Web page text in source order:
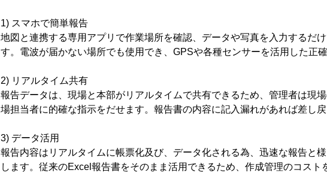
1) スマホで簡単報告
地図と連携する専用アプリで作業場所を確認、データや写真を入力するだ
す。電波が届かない場所でも使用でき、GPSや各種センサーを活用した正
2) リアルタイム共有
報告データは、現場と本部がリアルタイムで共有できるため、管理者は現
場担当者に的確な指示をだせます。報告書の内容に記入漏れがあれば差し戻
3) データ活用
報告内容はリアルタイムに帳票化及び、データ化される為、迅速な報告と
します。従来のExcel報告書をそのまま活用できるため、作成管理のコスト